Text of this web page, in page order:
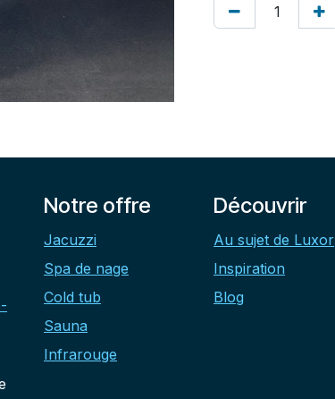
Notre offre
Jacuzzi
Spa de nage
Cold tub
Sauna
Infrarouge
Découvrir
Au sujet de Luxor
Inspiration
Blog